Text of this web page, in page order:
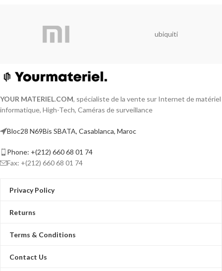
ubiquiti
YOUR MATERIEL.COM, spécialiste de la vente sur Internet de matériel
informatique, High-Tech, Caméras de surveillance
Bloc28 N69Bis SBATA, Casablanca, Maroc
Phone: +(212) 660 68 01 74
Fax: +(212) 660 68 01 74
Privacy Policy
Returns
Terms & Conditions
Contact Us